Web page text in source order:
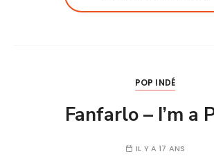
POP INDÉ
Fanfarlo – I’m a
IL Y A 17 ANS